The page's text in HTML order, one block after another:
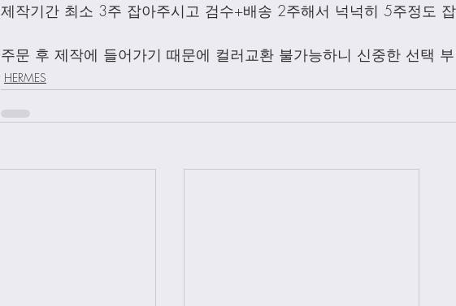
제작기간 최소 3주 잡아주시고 검수+배송 2주해서 넉넉히 5주정도
주문 후 제작에 들어가기 때문에 컬러교환 불가능하니 신중한 선택
HERMES